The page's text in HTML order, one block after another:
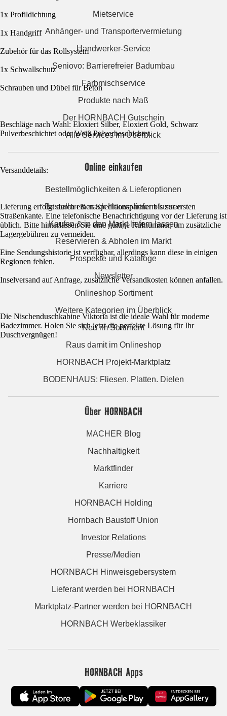
1x Profildichtung
1x Handgriff
Zubehör für das Rollsystem
1x Schwallschutz
Schrauben und Dübel für Beton
Beschläge nach Wahl: Eloxiert Silber, Eloxiert Gold, Schwarz
Pulverbeschichtet oder Weiß Pulverbeschichtet.
Versanddetails:
Lieferung erfolgt durch einen Speditionspartner bis zur ersten
Straßenkante. Eine telefonische Benachrichtigung vor der Lieferung ist
üblich. Bitte hinterlassen Sie eine gültige Rufnummer, um zusätzliche
Lagergebühren zu vermeiden.
Eine Sendungshistorie ist verfügbar, allerdings kann diese in einigen
Regionen fehlen.
Inselversand auf Anfrage, zusätzliche Versandkosten können anfallen.
Die Nischenduschkabine Viktoria ist die ideale Wahl für moderne
Badezimmer. Holen Sie sich jetzt die perfekte Lösung für Ihr
Duschvergnügen!
Mietservice
Anhänger- und Transportervermietung
Handwerker-Service
Seniovo: Barrierefreier Badumbau
Farbmischservice
Produkte nach Maß
Der HORNBACH Gutschein
Alle Services im Überblick
Online einkaufen
Bestellmöglichkeiten & Lieferoptionen
Bestellen & nach Hause liefern lassen
Kaufen & in den Markt liefern lassen
Reservieren & Abholen im Markt
Prospekte und Kataloge
Newsletter
Onlineshop Sortiment
Weitere Kategorien im Überblick
Neu im Sortiment
Raus damit im Onlineshop
HORNBACH Projekt-Marktplatz
BODENHAUS: Fliesen. Platten. Dielen
Über HORNBACH
MACHER Blog
Nachhaltigkeit
Marktfinder
Karriere
HORNBACH Holding
Hornbach Baustoff Union
Investor Relations
Presse/Medien
HORNBACH Hinweisgebersystem
Lieferant werden bei HORNBACH
Marktplatz-Partner werden bei HORNBACH
HORNBACH Werbeklassiker
HORNBACH Apps